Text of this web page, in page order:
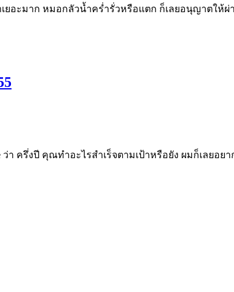
เยอะมาก หมอกลัวน้ำคร่ำรั่วหรือแตก ก็เลยอนุญาตให้
า ครึ่งปี คุณทำอะไรสำเร็จตามเป้าหรือยัง ผมก็เลยอ